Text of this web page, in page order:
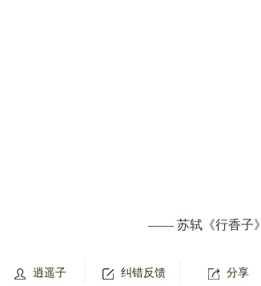
—— 苏轼 《行香子》
逍遥子 纠错反馈 分享